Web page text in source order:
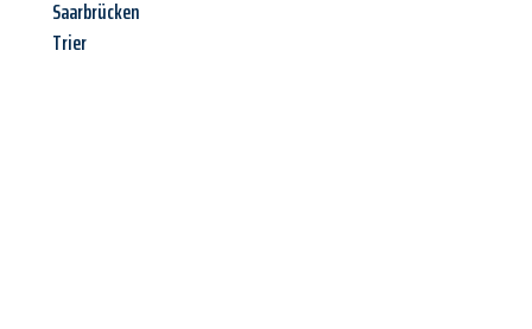
Saarbrücken
Trier